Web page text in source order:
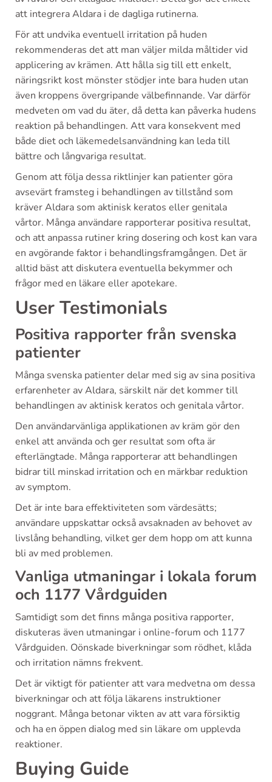
att integrera Aldara i de dagliga rutinerna.
För att undvika eventuell irritation på huden
rekommenderas det att man väljer milda måltider vid
applicering av krämen. Att hålla sig till ett enkelt,
näringsrikt kost mönster stödjer inte bara huden utan
även kroppens övergripande välbefinnande. Var därför
medveten om vad du äter, då detta kan påverka hudens
reaktion på behandlingen. Att vara konsekvent med
både diet och läkemedelsanvändning kan leda till
bättre och långvariga resultat.
Genom att följa dessa riktlinjer kan patienter göra
avsevärt framsteg i behandlingen av tillstånd som
kräver Aldara som aktinisk keratos eller genitala
vårtor. Många användare rapporterar positiva resultat,
och att anpassa rutiner kring dosering och kost kan vara
en avgörande faktor i behandlingsframgången. Det är
alltid bäst att diskutera eventuella bekymmer och
frågor med en läkare eller apotekare.
User Testimonials
Positiva rapporter från svenska
patienter
Många svenska patienter delar med sig av sina positiva
erfarenheter av Aldara, särskilt när det kommer till
behandlingen av aktinisk keratos och genitala vårtor.
Den användarvänliga applikationen av kräm gör den
enkel att använda och ger resultat som ofta är
efterlängtade. Många rapporterar att behandlingen
bidrar till minskad irritation och en märkbar reduktion
av symptom.
Det är inte bara effektiviteten som värdesätts;
användare uppskattar också avsaknaden av behovet av
livslång behandling, vilket ger dem hopp om att kunna
bli av med problemen.
Vanliga utmaningar i lokala forum
och 1177 Vårdguiden
Samtidigt som det finns många positiva rapporter,
diskuteras även utmaningar i online-forum och 1177
Vårdguiden. Oönskade biverkningar som rödhet, klåda
och irritation nämns frekvent.
Det är viktigt för patienter att vara medvetna om dessa
biverkningar och att följa läkarens instruktioner
noggrant. Många betonar vikten av att vara försiktig
och ha en öppen dialog med sin läkare om upplevda
reaktioner.
Buying Guide